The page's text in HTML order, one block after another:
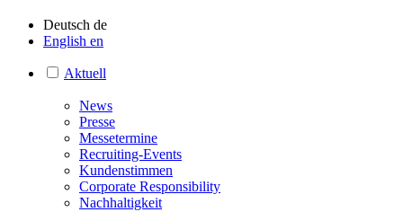
Deutsch de
English en
Aktuell
News
Presse
Messetermine
Recruiting-Events
Kundenstimmen
Corporate Responsibility
Nachhaltigkeit